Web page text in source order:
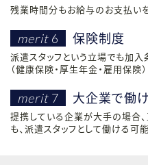
残業時間分もお給与のお支払いを
merit 6 保険制度
派遣スタッフという立場でも加
（健康保険・厚生年金・雇用保険
merit 7 大企業で働
提携している企業が大手の場合
も、派遣スタッフとして働ける可